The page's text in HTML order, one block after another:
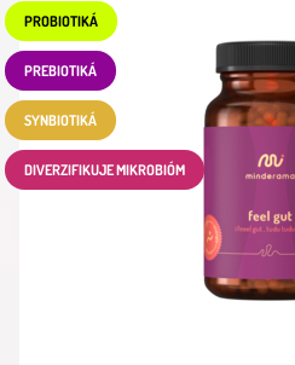
PROBIOTIKÁ
PREBIOTIKÁ
SYNBIOTIKÁ
DIVERZIFIKUJE MIKROBIÓM